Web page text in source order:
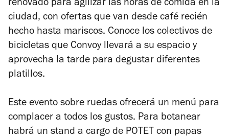
renovado para agilizar las horas de comida en la
ciudad, con ofertas que van desde café recién
hecho hasta mariscos. Conoce los colectivos de
bicicletas que Convoy llevará a su espacio y
aprovecha la tarde para degustar diferentes
platillos.
Este evento sobre ruedas ofrecerá un menú para
complacer a todos los gustos. Para botanear
habrá un stand a cargo de POTET con papas